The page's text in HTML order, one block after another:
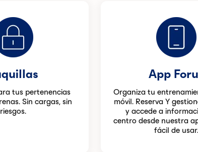
tus pertenencias
Sin cargas, sin
riesgos.
App
Organiza tu
móvil. Reserva Y
y accede a
centro desde nuestra
fácil de usar.